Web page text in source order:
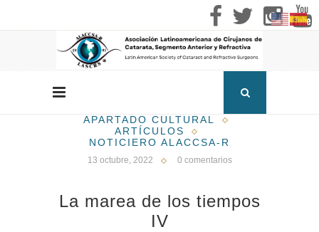
APARTADO CULTURAL
ARTÍCULOS
NOTICIERO ALACCSA-R
13 octubre, 2022 0 comentarios
La marea de los tiempos
IV